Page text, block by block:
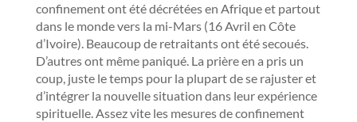
confinement ont été décrétées en Afrique et partout
dans le monde vers la mi-Mars (16 Avril en Côte
d’Ivoire). Beaucoup de retraitants ont été secoués.
D’autres ont même paniqué. La prière en a pris un
coup, juste le temps pour la plupart de se rajuster et
d’intégrer la nouvelle situation dans leur expérience
spirituelle. Assez vite les mesures de confinement